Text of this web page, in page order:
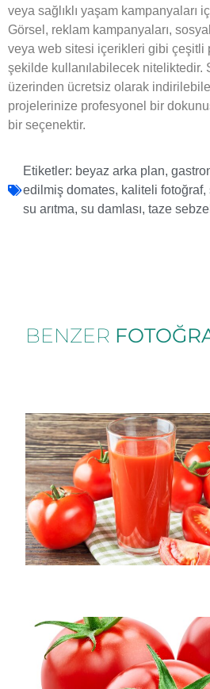
veya sağlıklı yaşam kampanyaları
Görsel, reklam kampanyaları,
veya web sitesi içerikleri gibi çeşitli
şekilde kullanılabilecek niteliktedir.
üzerinden ücretsiz olarak
projelerinize profesyonel bir
bir seçenektir.
Etiketler: beyaz arka plan,
edilmiş domates, kaliteli fotoğraf,
su arıtma, su damlası, taze
BENZER